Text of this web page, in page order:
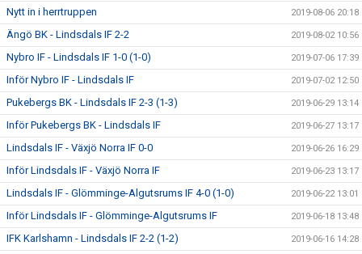
Nytt in i herrtruppen 2019-08-06 20:18
Ängö BK - Lindsdals IF 2-2 2019-08-02 10:56
Nybro IF - Lindsdals IF 1-0 (1-0) 2019-07-06 17:39
Inför Nybro IF - Lindsdals IF 2019-07-02 12:50
Pukebergs BK - Lindsdals IF 2-3 (1-3) 2019-06-29 13:14
Inför Pukebergs BK - Lindsdals IF 2019-06-27 13:17
Lindsdals IF - Växjö Norra IF 0-0 2019-06-26 16:29
Inför Lindsdals IF - Växjö Norra IF 2019-06-23 13:17
Lindsdals IF - Glömminge-Algutsrums IF 4-0 (1-0) 2019-06-22 13:01
Inför Lindsdals IF - Glömminge-Algutsrums IF 2019-06-18 13:48
IFK Karlshamn - Lindsdals IF 2-2 (1-2) 2019-06-16 14:28